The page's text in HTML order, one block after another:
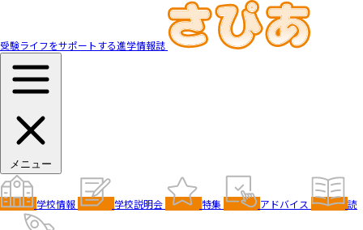
受験ライフをサポートする進学情報誌
メニュー
学校情報 学校説明会 特集 アドバイス 読